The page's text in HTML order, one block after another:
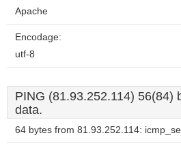
Apache
Encodage:
utf-8
PING (81.93.252.114) 56(84)
data.
64 bytes from 81.93.252.114: